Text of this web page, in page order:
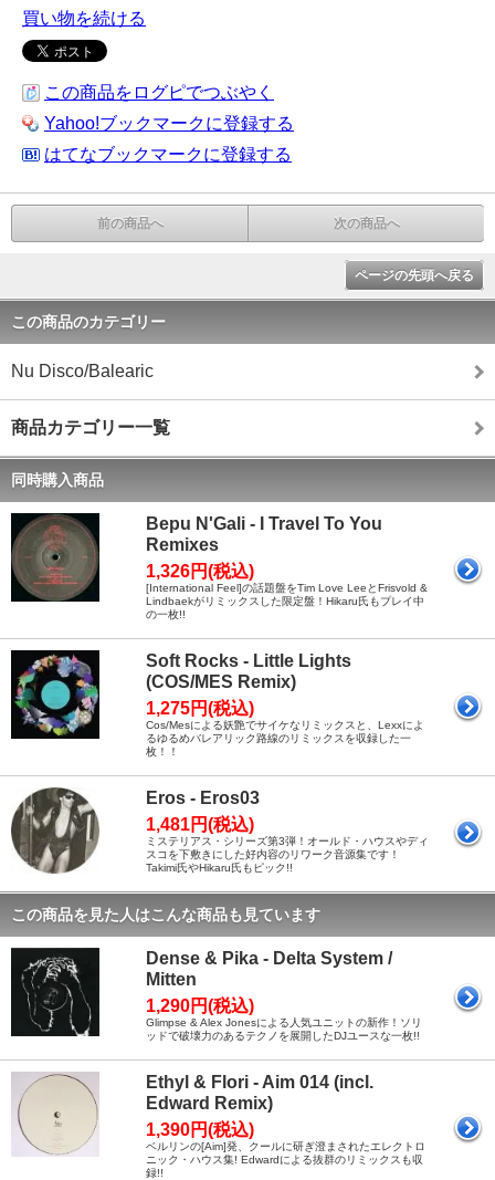
買い物を続ける
この商品をログピでつぶやく
Yahoo!ブックマークに登録する
はてなブックマークに登録する
前の商品へ 次の商品へ
ページの先頭へ戻る
この商品のカテゴリー
Nu Disco/Balearic
商品カテゴリー一覧
同時購入商品
Bepu N'Gali - I Travel To You
Remixes
1,326円(税込)
[International Feel]の話題盤をTim Love LeeとFrisvold &
Lindbaekがリミックスした限定盤！Hikaru氏もプレイ中
の一枚!!
Soft Rocks - Little Lights
(COS/MES Remix)
1,275円(税込)
Cos/Mesによる妖艶でサイケなリミックスと、Lexxによ
るゆるめバレアリック路線のリミックスを収録した一
枚！！
Eros - Eros03
1,481円(税込)
ミステリアス・シリーズ第3弾！オールド・ハウスやディ
スコを下敷きにした好内容のリワーク音源集です！
Takimi氏やHikaru氏もピック!!
この商品を見た人はこんな商品も見ています
Dense & Pika - Delta System /
Mitten
1,290円(税込)
Glimpse & Alex Jonesによる人気ユニットの新作！ソリ
ッドで破壊力のあるテクノを展開したDJユースな一枚!!
Ethyl & Flori - Aim 014 (incl.
Edward Remix)
1,390円(税込)
ベルリンの[Aim]発、クールに研ぎ澄まされたエレクトロ
ニック・ハウス集! Edwardによる抜群のリミックスも収
録!!